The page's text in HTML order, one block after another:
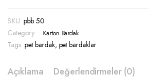
50
quantity
SKU: pbb 50
Category:
Karton Bardak
Tags: pet bardak, pet bardaklar
Açıklama Değerlendirmeler (0)